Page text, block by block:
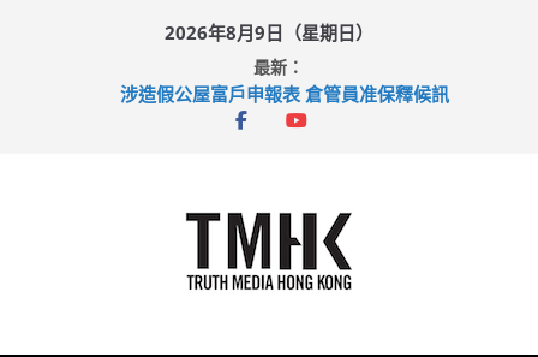
2026年8月9日（星期日）
最新：
涉造假公屋富戶申報表 倉管員准保釋候訊